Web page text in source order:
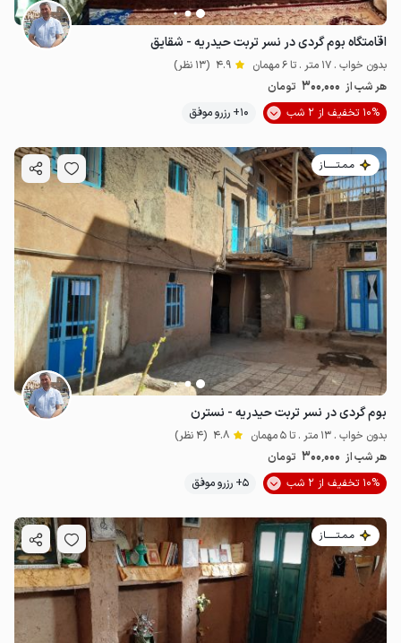
300٬000ت 4.4
اقامتگاه بوم گردی در نسر تربت حیدریه - شقایق
بدون خواب . 17 متر . تا 6 مهمان 4.9 (13 نظر)
هر شب از 300٬000 تومان
10% تخفیف از 2 شب
10+ رزرو موفق
مـمـتــــــاز
بوم گردی در نسر تربت حیدریه - نسترن
بدون خواب . 13 متر . تا 5 مهمان 4.8 (4 نظر)
هر شب از 300٬000 تومان
10% تخفیف از 2 شب
5+ رزرو موفق
مـمـتــــــاز